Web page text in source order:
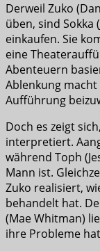
Derweil Zuko
üben, sind Sokka
einkaufen. Sie
eine
Abenteuern
Ablenkung
Aufführung
Doch es zeigt
interpretiert.
während Toph
Mann ist.
Zuko realisiert,
behandelt hat.
(Mae Whitman)
ihre Probleme